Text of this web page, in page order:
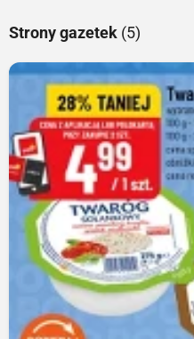
Strony gazetek (5)